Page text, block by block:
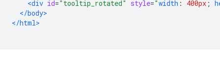
<div id="tooltip_rotated" style="width : 400px ;
</body>
</html>